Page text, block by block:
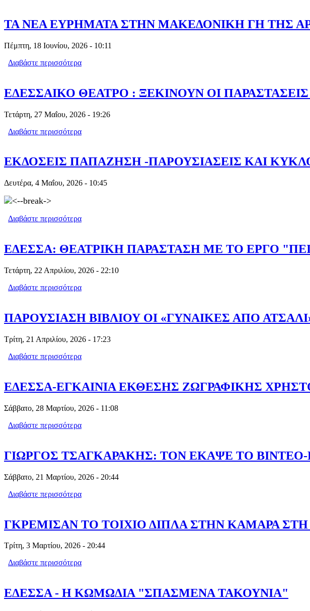
ΤΑ ΝΕΑ ΕΥΡΗΜΑΤΑ ΣΤΗΝ ΜΑΚΕΔΟΝΙΚΗ ΓΗ ΤΗΣ
Πέμπτη, 18 Ιουνίου, 2026 - 10:11
Διαβάστε περισσότερα
ΕΔΕΣΣΑΙΚΟ ΘΕΑΤΡΟ : ΞΕΚΙΝΟΥΝ ΟΙ
Τετάρτη, 27 Μαΐου, 2026 - 19:26
Διαβάστε περισσότερα
ΕΚΔΟΣΕΙΣ ΠΑΠΑΖΗΣΗ -ΠΑΡΟΥΣΙΑΣΕΙΣ ΚΑΙ
Δευτέρα, 4 Μαΐου, 2026 - 10:45
Διαβάστε περισσότερα
ΕΔΕΣΣΑ: ΘΕΑΤΡΙΚΗ ΠΑΡΑΣΤΑΣΗ ΜΕ ΤΟ ΕΡΓΟ
Τετάρτη, 22 Απριλίου, 2026 - 22:10
Διαβάστε περισσότερα
ΠΑΡΟΥΣΙΑΣΗ ΒΙΒΛΙΟΥ ΟΙ «ΓΥΝΑΙΚΕΣ ΑΠΟ
Τρίτη, 21 Απριλίου, 2026 - 17:23
Διαβάστε περισσότερα
ΕΔΕΣΣΑ-ΕΓΚΑΙΝΙΑ ΕΚΘΕΣΗΣ ΖΩΓΡΑΦΙΚΗΣ
Σάββατο, 28 Μαρτίου, 2026 - 11:08
Διαβάστε περισσότερα
ΓΙΩΡΓΟΣ ΤΣΑΓΚΑΡΑΚΗΣ: ΤΟΝ ΕΚΑΨΕ ΤΟ
Σάββατο, 21 Μαρτίου, 2026 - 20:44
Διαβάστε περισσότερα
ΓΚΡΕΜΙΣΑΝ ΤΟ ΤΟΙΧΙΟ ΔΙΠΛΑ ΣΤΗΝ ΚΑΜΑΡΑ
Τρίτη, 3 Μαρτίου, 2026 - 20:44
Διαβάστε περισσότερα
ΕΔΕΣΣΑ - Η ΚΩΜΩΔΙΑ "ΣΠΑΣΜΕΝΑ ΤΑΚΟΥΝΙΑ"